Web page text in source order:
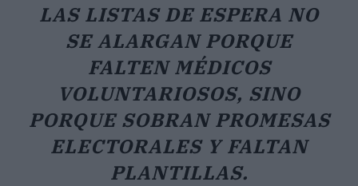
LAS LISTAS DE ESPERA NO
SE ALARGAN PORQUE
FALTEN MÉDICOS
VOLUNTARIOSOS, SINO
PORQUE SOBRAN PROMESAS
ELECTORALES Y FALTAN
PLANTILLAS.